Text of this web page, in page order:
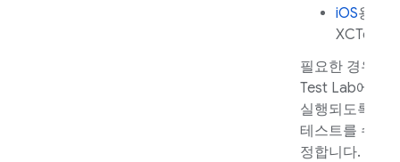
iOS용
XCTest
필요한 경우
Test Lab에서
실행되도록
테스트를 수
정합니다. 앱